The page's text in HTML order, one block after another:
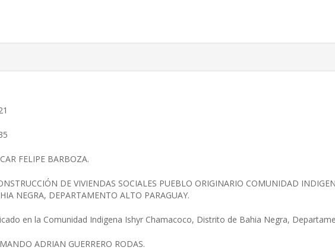
FELIPE BARBOZA.
DE VIVIENDAS SOCIALES PUEBLO ORIGINARIO COMUNIDAD
NEGRA, DEPARTAMENTO ALTO PARAGUAY.
en la Comunidad Indigena Ishyr Chamacoco, Distrito de Bahia Negra,
ADRIAN GUERRERO RODAS.